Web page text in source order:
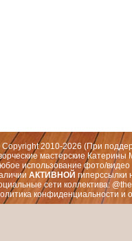
2010-2026 (При
мастерские
использование фото/видео
АКТИВНОЙ гиперссылки
сети коллектива:
конфиденциальности и